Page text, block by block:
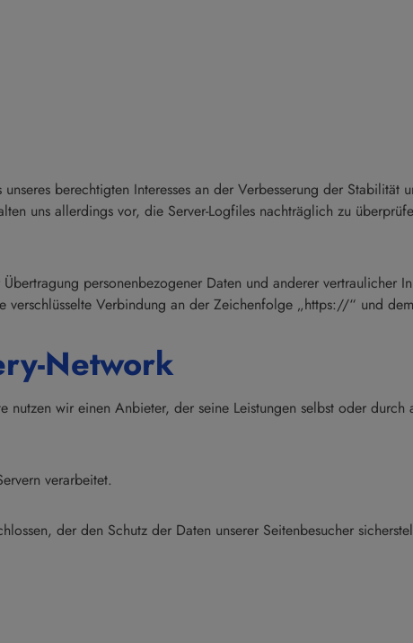
berechtigten Interesses an der Verbesserung der Stabilität
uns allerdings vor, die Server-Logfiles nachträglich zu
personenbezogener Daten und anderer vertraulicher
verschlüsselte Verbindung an der Zeichenfolge „https://“ und
Network
wir einen Anbieter, der seine Leistungen selbst oder durch
verarbeitet.
der den Schutz der Daten unserer Seitenbesucher